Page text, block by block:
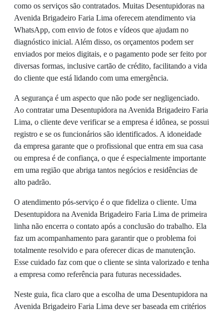
como os serviços são contratados. Muitas Desentupidoras na
Avenida Brigadeiro Faria Lima oferecem atendimento via
WhatsApp, com envio de fotos e vídeos que ajudam no
diagnóstico inicial. Além disso, os orçamentos podem ser
enviados por meios digitais, e o pagamento pode ser feito por
diversas formas, inclusive cartão de crédito, facilitando a vida
do cliente que está lidando com uma emergência.
A segurança é um aspecto que não pode ser negligenciado.
Ao contratar uma Desentupidora na Avenida Brigadeiro Faria
Lima, o cliente deve verificar se a empresa é idônea, se possui
registro e se os funcionários são identificados. A idoneidade
da empresa garante que o profissional que entra em sua casa
ou empresa é de confiança, o que é especialmente importante
em uma região que abriga tantos negócios e residências de
alto padrão.
O atendimento pós-serviço é o que fideliza o cliente. Uma
Desentupidora na Avenida Brigadeiro Faria Lima de primeira
linha não encerra o contato após a conclusão do trabalho. Ela
faz um acompanhamento para garantir que o problema foi
totalmente resolvido e para oferecer dicas de manutenção.
Esse cuidado faz com que o cliente se sinta valorizado e tenha
a empresa como referência para futuras necessidades.
Neste guia, fica claro que a escolha de uma Desentupidora na
Avenida Brigadeiro Faria Lima deve ser baseada em critérios